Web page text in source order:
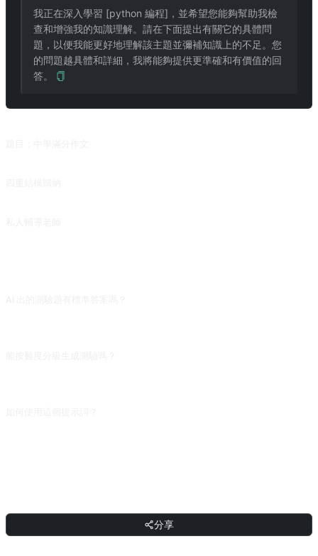
我正在深入學習 [python 編程]，並希望您能夠幫助我檢
查和增強我的知識理解。請在下面提出有關它的具體問
題，以便我能更好地理解該主題並彌補知識上的不足。您
的問題越具體和詳細，我將能夠提供更準確和有價值的回
答。
分享